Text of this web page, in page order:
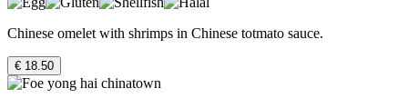
Chinese omelet with shrimps in Chinese totmato sauce.
€ 18.50